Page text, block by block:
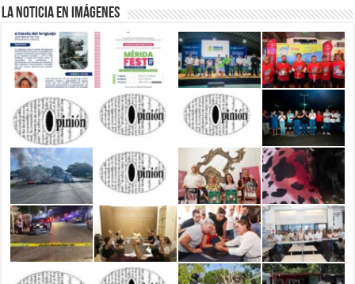
La Noticia en Imágenes